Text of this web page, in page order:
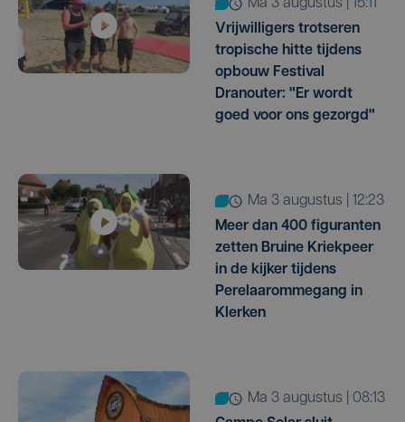
ma 3 augustus | 15:11
Vrijwilligers trotseren
tropische hitte tijdens
opbouw Festival
Dranouter: "Er wordt
goed voor ons gezorgd"
ma 3 augustus | 12:23
Meer dan 400 figuranten
zetten Bruine Kriekpeer
in de kijker tijdens
Perelaarommegang in
Klerken
ma 3 augustus | 08:13